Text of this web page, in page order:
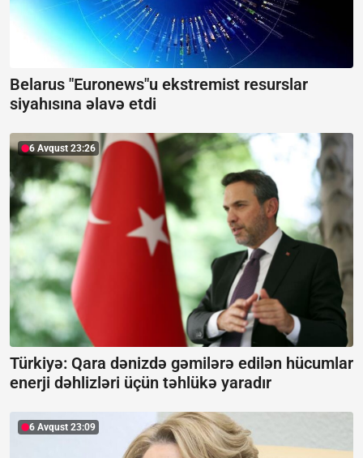
Belarus "Euronews"u ekstremist resurslar
siyahısına əlavə etdi
6 Avqust 23:26
Türkiyə: Qara dənizdə gəmilərə edilən hücumlar
enerji dəhlizləri üçün təhlükə yaradır
6 Avqust 23:09